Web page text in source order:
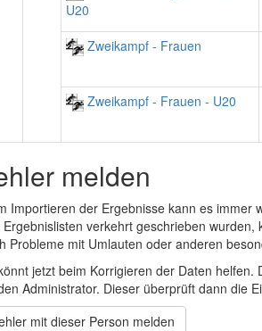
U20
Zweikampf - Frauen
Zweikampf - Frauen - U20
melden
Importieren der Ergebnisse kann es
Ergebnislisten verkehrt geschrieben
Probleme mit Umlauten oder anderen
jetzt beim Korrigieren der Daten
Administrator. Dieser überprüft dann die
mit dieser Person melden